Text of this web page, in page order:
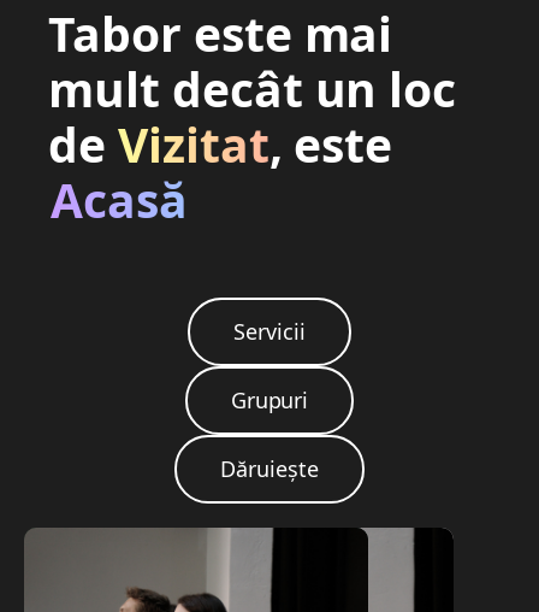
Tabor este mai
mult decât un loc
deVizitat, este
Acasă
Servicii
Grupuri
Dăruiește